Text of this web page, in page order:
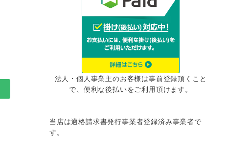
法人・個人事業主のお客様は事前登録頂くこと
で、便利な後払いをご利用頂けます。
当店は適格請求書発行事業者登録済み事業者で
す。